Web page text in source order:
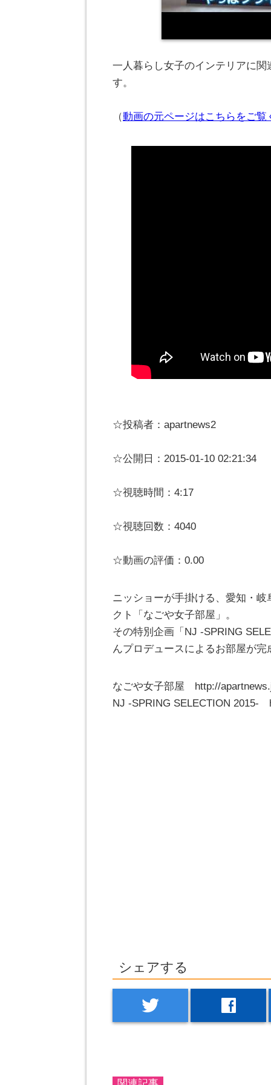
一人暮らし女子のインテリアに関
す。
（動画の元ページはこちらをご覧
☆投稿者：apartnews2
☆公開日：2015-01-10 02:21:34
☆視聴時間：4:17
☆視聴回数：4040
☆動画の評価：0.00
ニッショーが手掛ける、愛知・
クト「なごや女子部屋」。
その特別企画「NJ -SPRING
んプロデュースによるお部屋が完
なごや女子部屋 http://
NJ -SPRING SELECTION 2015-
シェアする
twitter facebook